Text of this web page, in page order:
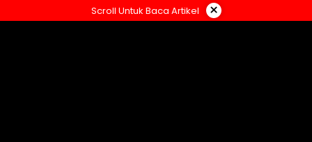
ke
Scroll Untuk Baca Artikel ×